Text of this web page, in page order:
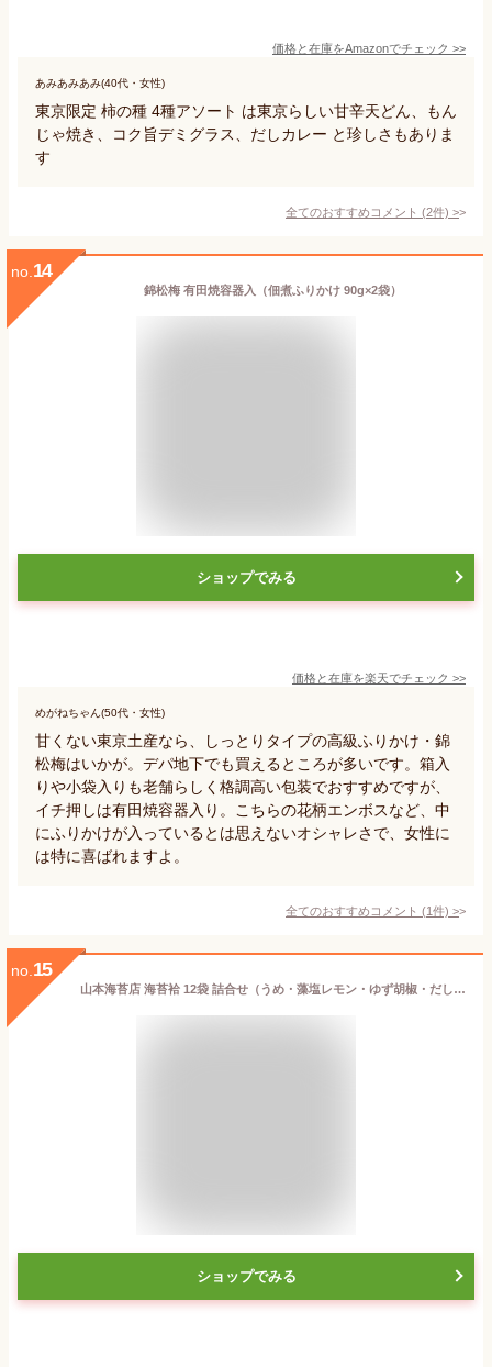
価格と在庫をAmazonでチェック >>
あみあみあみ(40代・女性)
東京限定 柿の種 4種アソート は東京らしい甘辛天どん、もん
じゃ焼き、コク旨デミグラス、だしカレー と珍しさもありま
す
全てのおすすめコメント (2件) >
no. 14
錦松梅 有田焼容器入（佃煮ふりかけ 90g×2袋）
ショップでみる
価格と在庫を楽天でチェック >>
めがねちゃん(50代・女性)
甘くない東京土産なら、しっとりタイプの高級ふりかけ・錦
松梅はいかが。デパ地下でも買えるところが多いです。箱入
りや小袋入りも老舗らしく格調高い包装でおすすめですが、
イチ押しは有田焼容器入り。こちらの花柄エンボスなど、中
にふりかけが入っているとは思えないオシャレさで、女性に
は特に喜ばれますよ。
全てのおすすめコメント (1件) >
no. 15
山本海苔店 海苔袷 12袋 詰合せ（うめ・藻塩レモン・ゆず胡椒・だしかつお 各3）お中元 お歳暮 敬老 帰省 帰省土産 東京 お土産 東京みやげ 手土産 味付け海苔 老舗 高級 贈答 プレゼント おつまみ
ショップでみる